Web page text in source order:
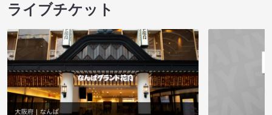
ライブチケット